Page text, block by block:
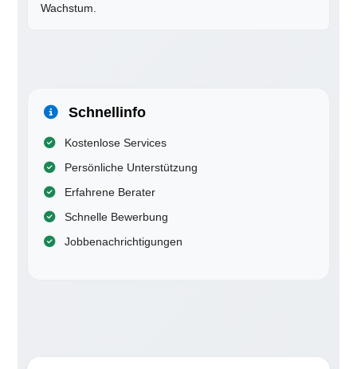
Wachstum.
Schnellinfo
Kostenlose Services
Persönliche Unterstützung
Erfahrene Berater
Schnelle Bewerbung
Jobbenachrichtigungen